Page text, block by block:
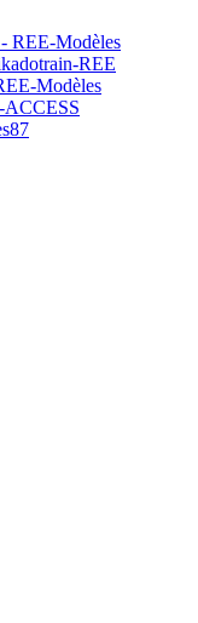
REE-Modèles
REE
Modèles
ACCESS